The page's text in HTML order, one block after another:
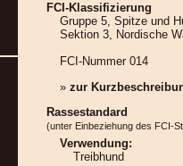
FCI-Klassifizierung
Gruppe 5, Spitze und
Sektion 3, Nordische
FCI-Nummer 014
» zur
Rassestandard
(unter Einbeziehung des FCI-
Verwendung:
Treibhund